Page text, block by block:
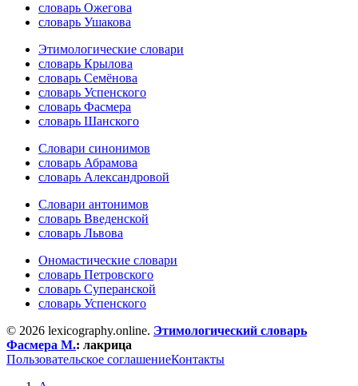
словарь Ожегова
словарь Ушакова
Этимологические словари
словарь Крылова
словарь Семёнова
словарь Успенского
словарь Фасмера
словарь Шанского
Словари синонимов
словарь Абрамова
словарь Александровой
Словари антонимов
словарь Введенской
словарь Львова
Ономастические словари
словарь Петровского
словарь Суперанской
словарь Успенского
© 2026 lexicography.online. Этимологический словарь
Фасмера М.: лакрица
Пользовательское соглашениеКонтакты